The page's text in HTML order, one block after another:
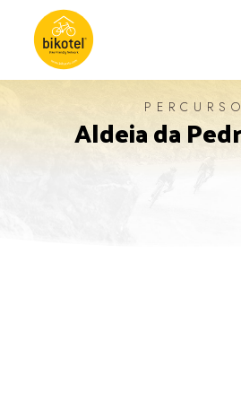
SOBRE NÓSAldeia da